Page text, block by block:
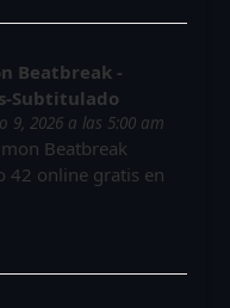
Beatbreak -
Subtitulado
9, 2026 a las 5:00 am
Beatbreak
42 online gratis en